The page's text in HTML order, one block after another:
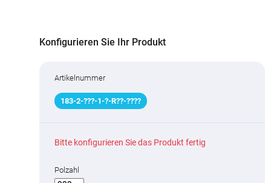
Konfigurieren Sie Ihr Produkt
Artikelnummer
183-2-???-1-?-R??-????
Bitte konfigurieren Sie das Produkt fertig
Polzahl